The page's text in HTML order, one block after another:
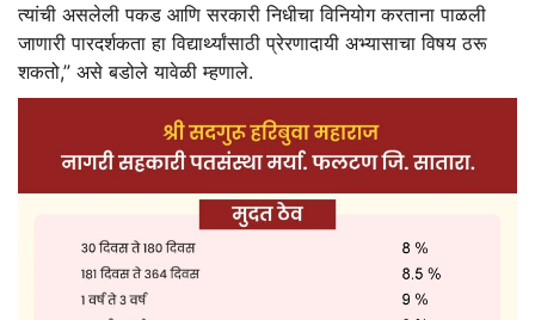
त्यांची असलेली पकड आणि सरकारी निधीचा विनियोग करताना पाळली
जाणारी पारदर्शकता हा विद्यार्थ्यांसाठी प्रेरणादायी अभ्यासाचा विषय ठरू
शकतो,” असे बडोले यावेळी म्हणाले.